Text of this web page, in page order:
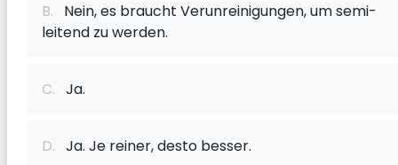
B. Nein, es braucht Verunreinigungen, um semi-
leitend zu werden.
C. Ja.
D. Ja. Je reiner, desto besser.